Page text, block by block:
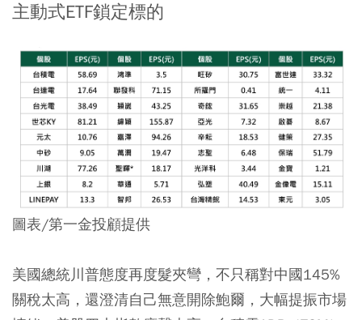
主動式ETF鎖定標的
圖表/第一金投顧提供
美國總統川普態度再度髮夾彎，不只稱對中國145%
關稅太高，還澄清自己無意開除鮑爾，大幅提振市場